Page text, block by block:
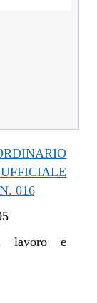
016
lavoro e